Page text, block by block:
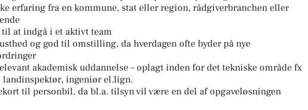
erfaring fra en kommune, stat eller region, rådgiverbranchen eller
til at indgå i et aktivt team
og god til omstilling, da hverdagen ofte byder på nye
akademisk uddannelse – oplagt inden for det tekniske område fx
landinspektør, ingeniør el.lign.
til personbil, da bl.a. tilsyn vil være en del af opgaveløsningen